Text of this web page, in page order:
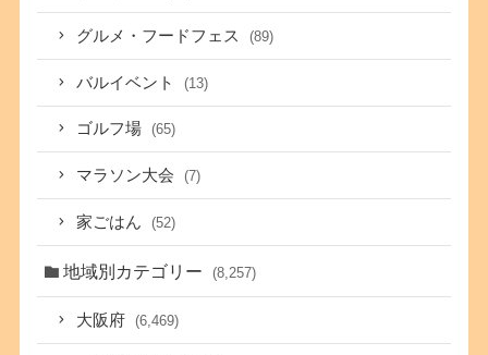
グルメ・フードフェス (89)
バルイベント (13)
ゴルフ場 (65)
マラソン大会 (7)
家ごはん (52)
地域別カテゴリー (8,257)
大阪府 (6,469)